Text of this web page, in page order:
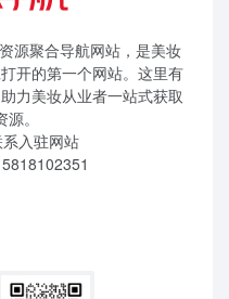
源聚合导航网站，是美妆
开的第一个网站。这里有
力美妆从业者一站式获取
。
入驻网站